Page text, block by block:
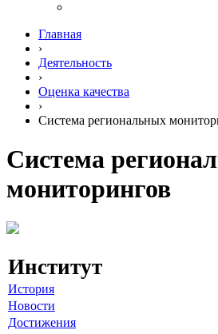
Главная
›
Деятельность
›
Оценка качества
›
Система региональных
Система
мониторингов
Институт
История
Новости
Достижения